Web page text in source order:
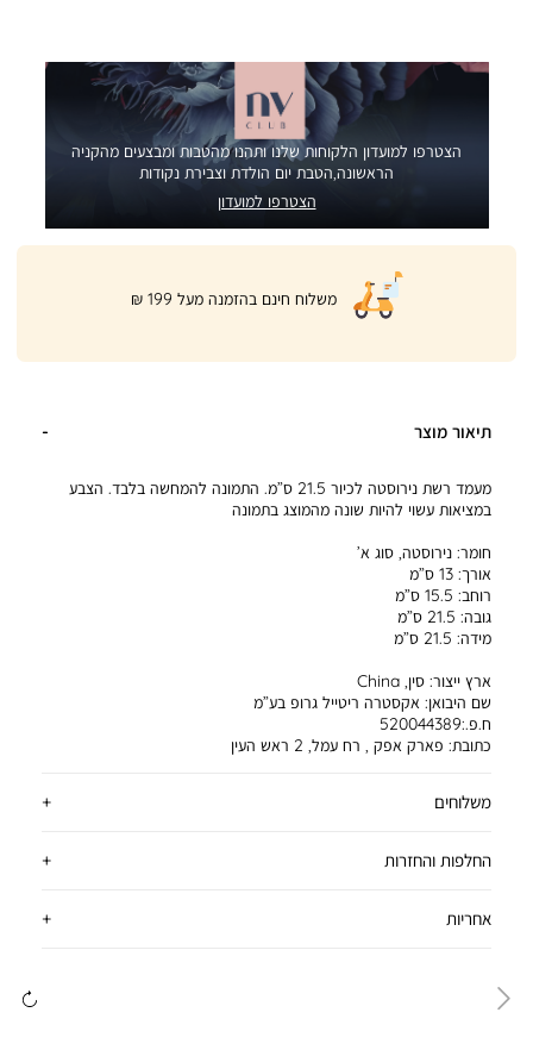
הצטרפו למועדון הלקוחות שלנו ותהנו מהטבות ומבצעים מהקניה
הראשונה,הטבת יום הולדת וצבירת נקודות
הצטרפו למועדון
|
product
page
banner
משלוח חינם בהזמנה מעל 199 ₪
תיאור מוצר
משלוחים
החלפות והחזרות
אחריות
מעמד רשת נירוסטה לכיור 21.5 ס”מ. התמונה להמחשה בלבד. הצבע
במציאות עשוי להיות שונה מהמוצג בתמונה
חומר: נירוסטה, סוג א’
אורך: 13 ס”מ
רוחב: 15.5 ס”מ
גובה: 21.5 ס”מ
מידה: 21.5 ס”מ
ארץ ייצור: סין, China
שם היבואן: אקסטרה ריטייל גרופ בע”מ
ח.פ.:520044389
כתובת: פארק אפק , רח עמל, 2 ראש העין